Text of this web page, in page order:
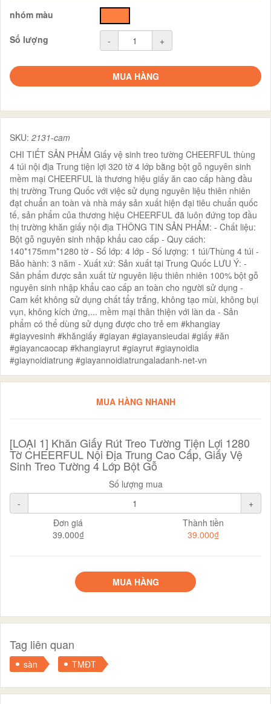
nhóm màu
Số lượng
- +
MUA HÀNG
SKU: 2131-cam
CHI TIẾT SẢN PHẨM Giấy vệ sinh treo tường CHEERFUL thùng
4 túi nội địa Trung tiện lợi 320 tờ 4 lớp bằng bột gỗ nguyên sinh
mềm mại CHEERFUL là thương hiệu giấy ăn cao cấp hàng đầu
thị trường Trung Quốc với việc sử dụng nguyên liệu thiên nhiên
đạt chuẩn an toàn và nhà máy sản xuất hiện đại tiêu chuẩn quốc
tế, sản phẩm của thương hiệu CHEERFUL đã luôn đứng top đầu
thị trường khăn giấy nội địa THÔNG TIN SẢN PHẨM: - Chất liệu:
Bột gỗ nguyên sinh nhập khẩu cao cấp - Quy cách:
140*175mm*1280 tờ - Số lớp: 4 lớp - Số lượng: 1 túi/Thùng 4 túi -
Bảo hành: 3 năm - Xuất xứ: Sản xuất tại Trung Quốc LƯU Ý: -
Sản phẩm được sản xuất từ nguyên liệu thiên nhiên 100% bột gỗ
nguyên sinh nhập khẩu cao cấp an toàn cho người sử dụng -
Cam kết không sử dụng chất tẩy trắng, không tạo mùi, không bụi
vụn, không kích ứng,... mềm mại thân thiện với làn da - Sản
phẩm có thể dùng sử dụng được cho trẻ em #khangiay
#giayvesinh #khăngiấy #giayan #giayansieudai #giấy #ăn
#giayancaocap #khangiayrut #giayrut #giaynoidia
#giaynoidiatrung #giayannoidiatrungaladanh-net-vn
MUA HÀNG NHANH
[LOẠI 1] Khăn Giấy Rút Treo Tường Tiện Lợi 1280
Tờ CHEERFUL Nội Địa Trung Cao Cấp, Giấy Vệ
Sinh Treo Tường 4 Lớp Bột Gỗ
Số lượng mua
-
+
Đơn giá
39.000₫
Thành tiền
39.000₫
MUA HÀNG
Tag liên quan
sàn TMĐT